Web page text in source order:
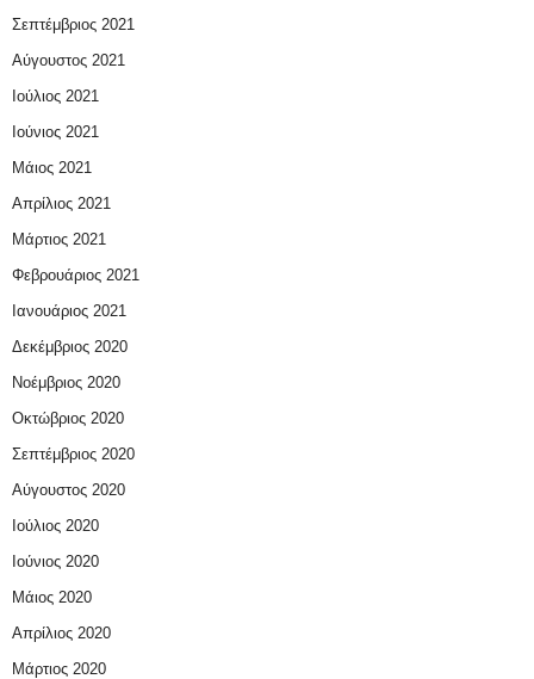
Σεπτέμβριος 2021
Αύγουστος 2021
Ιούλιος 2021
Ιούνιος 2021
Μάιος 2021
Απρίλιος 2021
Μάρτιος 2021
Φεβρουάριος 2021
Ιανουάριος 2021
Δεκέμβριος 2020
Νοέμβριος 2020
Οκτώβριος 2020
Σεπτέμβριος 2020
Αύγουστος 2020
Ιούλιος 2020
Ιούνιος 2020
Μάιος 2020
Απρίλιος 2020
Μάρτιος 2020